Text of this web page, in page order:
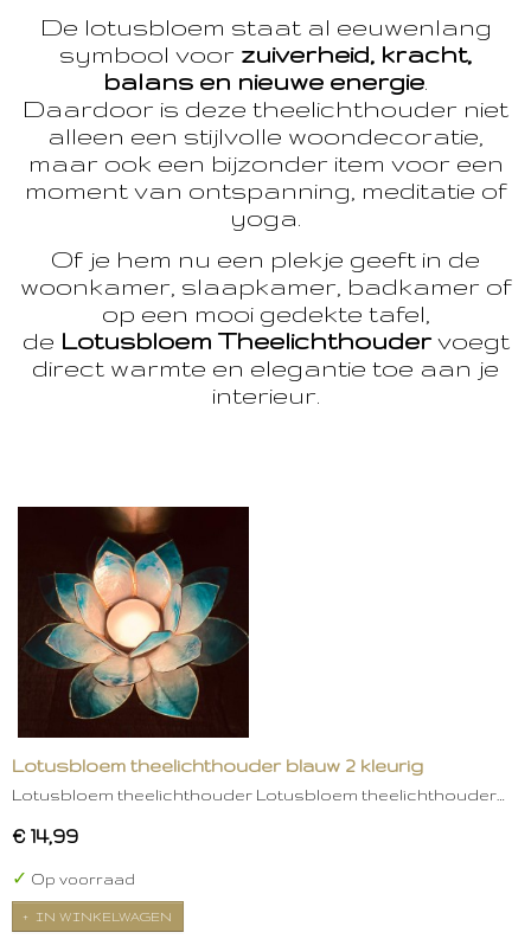
De lotusbloem staat al eeuwenlang
symbool voor zuiverheid, kracht,
balans en nieuwe energie
Daardoor is deze theelichthouder niet
alleen een stijlvolle woondecoratie,
maar ook een bijzonder item voor een
moment van ontspanning, meditatie of
yoga.
Of je hem nu een plekje geeft in de
woonkamer, slaapkamer, badkamer of
op een mooi gedekte tafel,
de Lotusbloem Theelichthoudervoegt
direct warmte en elegantie toe aan je
interieur.
Lotusbloem theelichthouder blauw 2 kleurig
Lotusbloem theelichthouder Lotusbloem theelichthouder…
€ 14,99
✓ Op voorraad
IN WINKELWAGEN